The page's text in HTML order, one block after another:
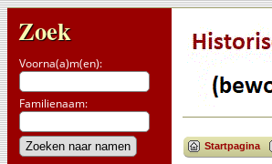
Zoek
Voorna(a)m(en):
Familienaam:
Startpagina